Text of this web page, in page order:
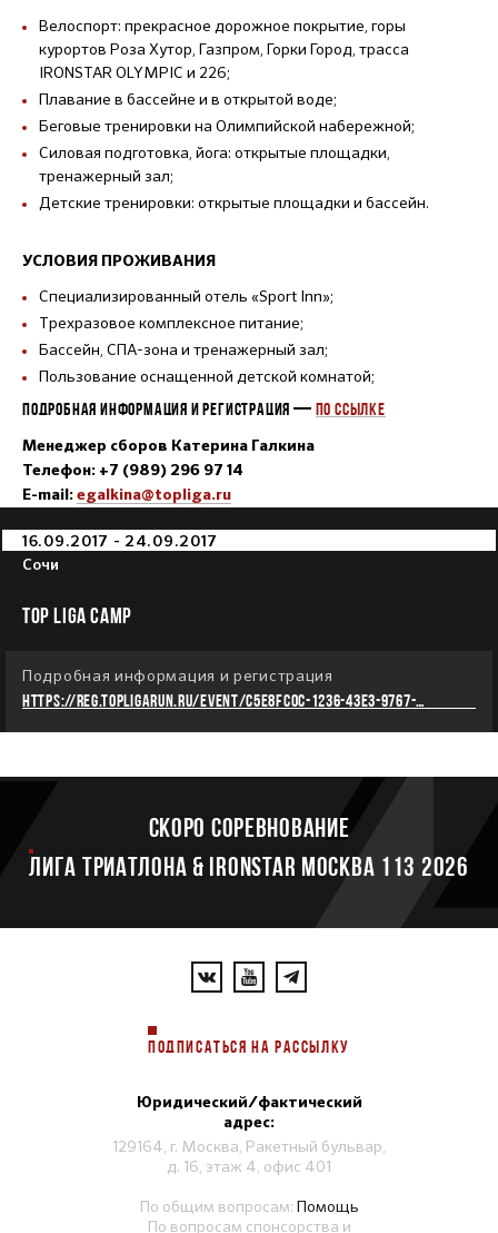
Велоспорт: прекрасное дорожное покрытие, горы
курортов Роза Хутор, Газпром, Горки Город, трасса
IRONSTAR OLYMPIC и 226;
Плавание в бассейне и в открытой воде;
Беговые тренировки на Олимпийской набережной;
Силовая подготовка, йога: открытые площадки,
тренажерный зал;
Детские тренировки: открытые площадки и бассейн.
УСЛОВИЯ ПРОЖИВАНИЯ
Специализированный отель «Sport Inn»;
Трехразовое комплексное питание;
Бассейн, СПА-зона и тренажерный зал;
Пользование оснащенной детской комнатой;
ПОДРОБНАЯ ИНФОРМАЦИЯ И РЕГИСТРАЦИЯ — ПО ССЫЛКЕ
Менеджер сборов Катерина Галкина
Телефон: +7 (989) 296 97 14
E-mail: egalkina@topliga.ru
16.09.2017 - 24.09.2017
Сочи
TOP LIGA CAMP
Подробная информация и регистрация
https://reg.topligarun.ru/event/c5e8fc0c-1236-43e3-9767-
Скоро соревнование
ЛИГА ТРИАТЛОНА & IRONSTAR МОСКВА 113 2026
ПОДПИСАТЬСЯ НА РАССЫЛКУ
Юридический/фактический
адрес:
129164, г. Москва, Ракетный бульвар,
д. 16, этаж 4, офис 401
По общим вопросам: Помощь
По вопросам спонсорства и